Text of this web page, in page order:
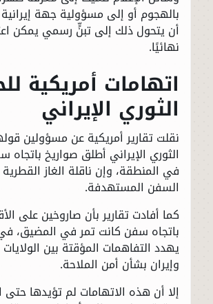
بالهجوم أو إلى مسؤولية جهة
أن يتحول ذلك إلى تبنٍّ رسمي يمكن
نهائيًا.
اتهامات أمريكية
الثوري الإيراني
نقلت تقارير أمريكية عن مسؤولين
الثوري الإيراني أطلق صواريخ باتجاه
في المنطقة، وإن ناقلة الغاز
السفن المستهدفة.
كما أفادت تقارير بأن صاروخين على
باتجاه سفن كانت تمر في المضيق،
يهدد التفاهمات المؤقتة بين
وإيران بشأن أمن الملاحة.
إلا أن هذه الاتهامات لم تؤيدها حتى